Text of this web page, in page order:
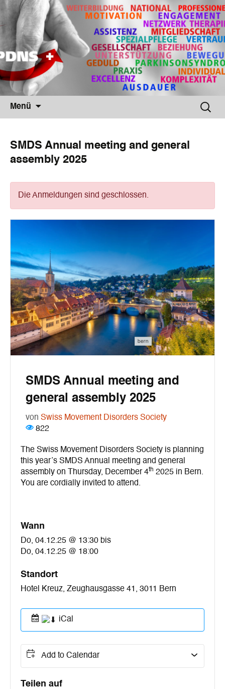
Menü
Suche
nach:
SMDS Annual meeting and general
assembly 2025
Die Anmeldungen sind geschlossen.
SMDS Annual meeting and
general assembly 2025
von Swiss Movement Disorders Society
822
The Swiss Movement Disorders Society is planning
this year’s SMDS Annual meeting and general
assembly on Thursday, December 4th 2025 in Bern.
You are cordially invited to attend.
Wann
Do, 04.12.25 @ 13:30 bis
Do, 04.12.25 @ 18:00
Standort
Hotel Kreuz, Zeughausgasse 41, 3011 Bern
iCal
Add to Calendar
Teilen auf